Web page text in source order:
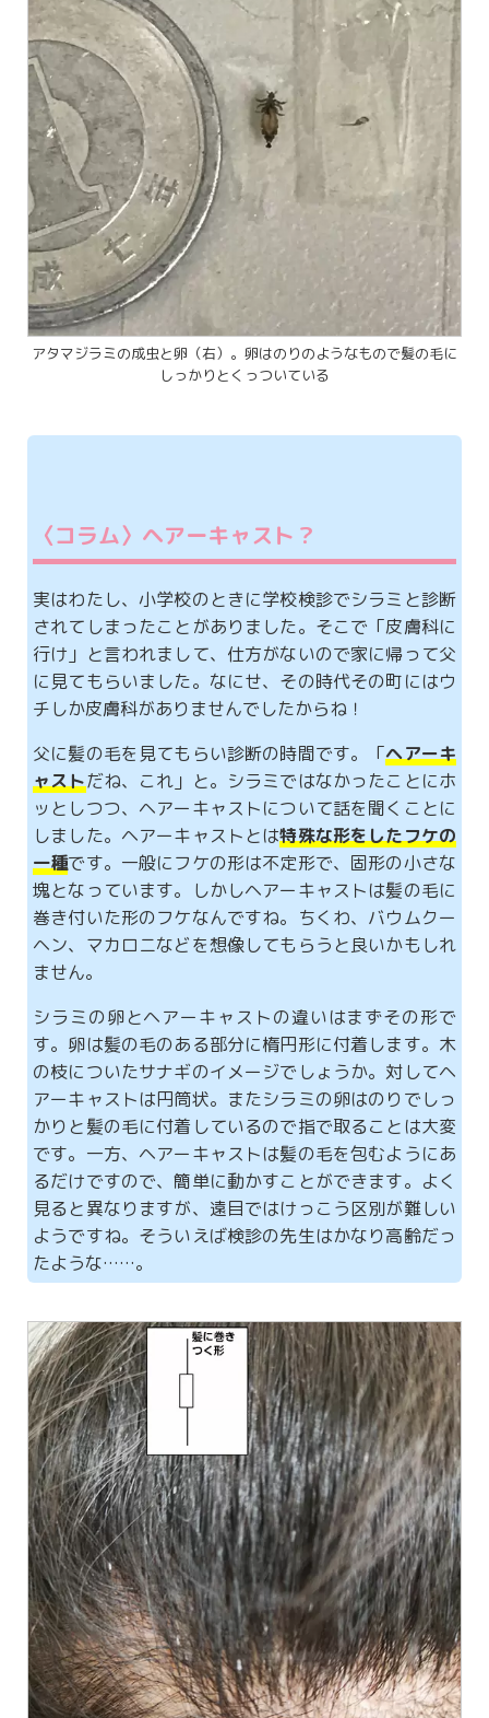
アタマジラミの成虫と卵（右）。卵はのりのようなもので髪の毛に
しっかりとくっついている
〈コラム〉ヘアーキャスト？
実はわたし、小学校のときに学校検診でシラミと診断
されてしまったことがありました。そこで「皮膚科に
行け」と言われまして、仕方がないので家に帰って父
に見てもらいました。なにせ、その時代その町にはウ
チしか皮膚科がありませんでしたからね！
父に髪の毛を見てもらい診断の時間です。「ヘアーキ
ャストだね、これ」と。シラミではなかったことにホ
ッとしつつ、ヘアーキャストについて話を聞くことに
しました。ヘアーキャストとは特殊な形をしたフケの
一種です。一般にフケの形は不定形で、固形の小さな
塊となっています。しかしヘアーキャストは髪の毛に
巻き付いた形のフケなんですね。ちくわ、バウムクー
ヘン、マカロニなどを想像してもらうと良いかもしれ
ません。
シラミの卵とヘアーキャストの違いはまずその形で
す。卵は髪の毛のある部分に楕円形に付着します。木
の枝についたサナギのイメージでしょうか。対してヘ
アーキャストは円筒状。またシラミの卵はのりでしっ
かりと髪の毛に付着しているので指で取ることは大変
です。一方、ヘアーキャストは髪の毛を包むようにあ
るだけですので、簡単に動かすことができます。よく
見ると異なりますが、遠目ではけっこう区別が難しい
ようですね。そういえば検診の先生はかなり高齢だっ
たような……。